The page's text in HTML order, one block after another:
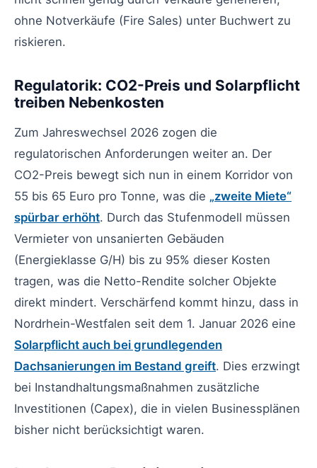
ohne Notverkäufe (Fire Sales) unter Buchwert zu
riskieren.
Regulatorik: CO2-Preis und Solarpflicht
treiben Nebenkosten
Zum Jahreswechsel 2026 zogen die
regulatorischen Anforderungen weiter an. Der
CO2-Preis bewegt sich nun in einem Korridor von
55 bis 65 Euro pro Tonne, was die „zweite Miete“
spürbar erhöht. Durch das Stufenmodell müssen
Vermieter von unsanierten Gebäuden
(Energieklasse G/H) bis zu 95% dieser Kosten
tragen, was die Netto-Rendite solcher Objekte
direkt mindert. Verschärfend kommt hinzu, dass in
Nordrhein-Westfalen seit dem 1. Januar 2026 eine
Solarpflicht auch bei grundlegenden
Dachsanierungen im Bestand greift. Dies erzwingt
bei Instandhaltungsmaßnahmen zusätzliche
Investitionen (Capex), die in vielen Businessplänen
bisher nicht berücksichtigt waren.